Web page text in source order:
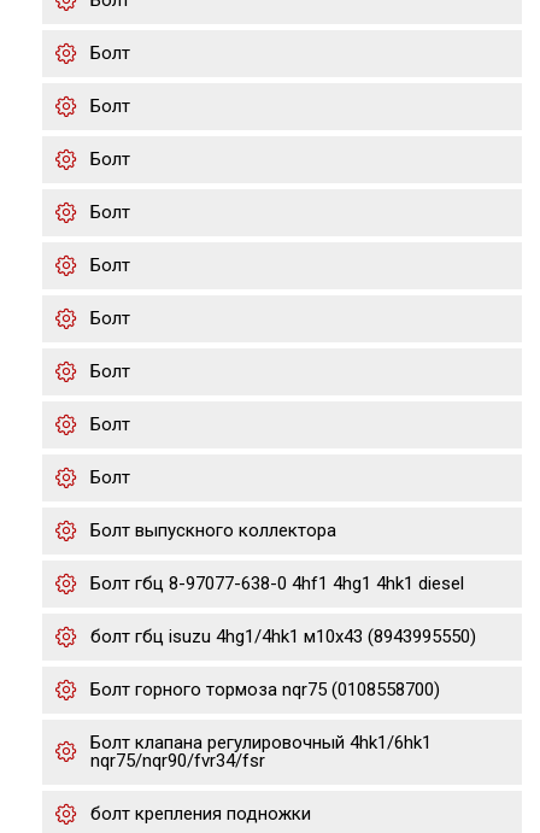
Болт
Болт
Болт
Болт
Болт
Болт
Болт
Болт
Болт
Болт выпускного коллектора
Болт гбц 8-97077-638-0 4hf1 4hg1 4hk1 diesel
болт гбц isuzu 4hg1/4hk1 м10х43 (8943995550)
Болт горного тормоза nqr75 (0108558700)
Болт клапана регулировочный 4hk1/6hk1
nqr75/nqr90/fvr34/fsr
болт крепления подножки